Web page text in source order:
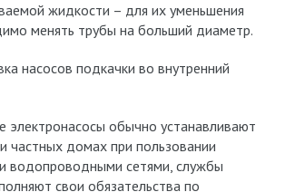
жидкости – для их уменьшения
менять трубы на больший диаметр.
насосов подкачки во внутренний
электронасосы обычно устанавливают
частных домах при пользовании
водопроводными сетями, службы
свои обязательства по